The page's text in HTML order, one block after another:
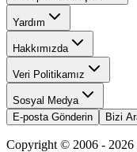
Yardım
Hakkımızda
Veri Politikamız
Sosyal Medya
E-posta Gönderin
Bizi
Copyright © 2006 - 2026